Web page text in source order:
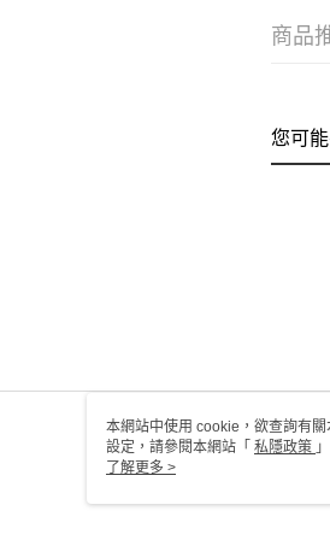
商品
您可
本網站中使用 cookie，欲查詢有
設定，請參閱本網站「 私隱政策
用 cookie。
了解更多 >